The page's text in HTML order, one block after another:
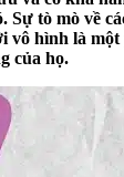
Sự tò mò về
vô hình là
của họ.